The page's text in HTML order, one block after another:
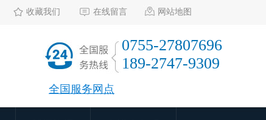
收藏我们 在线留言 网站地图
0755-27807696
189-2747-9309
全国服务网点